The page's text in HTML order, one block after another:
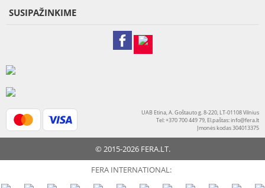
SUSIPAŽINKIME
UAB Etina, A. Goštauto g. 8-220, LT-01108 Vilnius
Tel: +370 700 449 79, El.paštas:info@fera.lt
Įmonės kodas 304013375
© 2015-2026 FERA.LT.
FERA INTERNATIONAL: